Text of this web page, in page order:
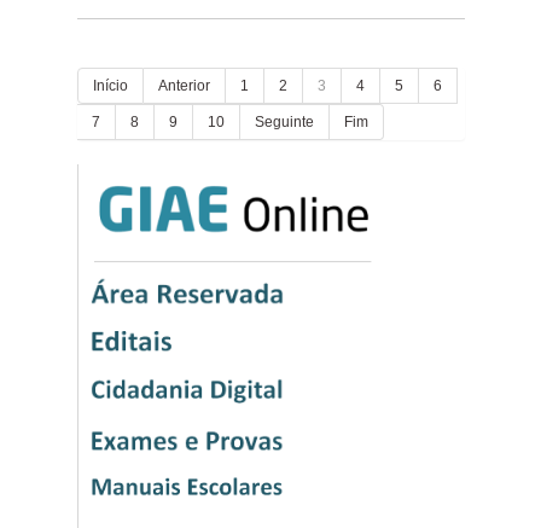
Início Anterior 1 2 3 4 5 6
7 8 9 10 Seguinte Fim